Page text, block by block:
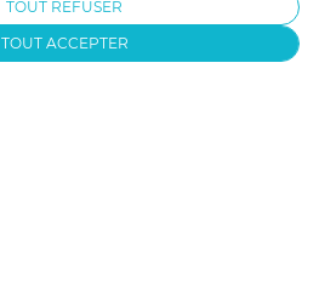
Valise de maternité
Paiement sécurisé
TOUT REFUSER
TOUT ACCEPTER